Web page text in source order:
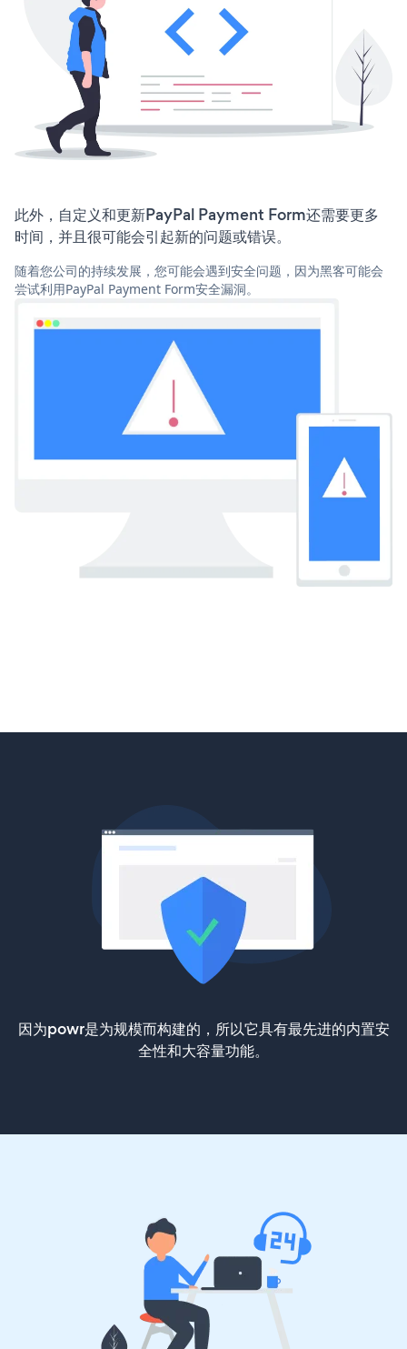
此外，自定义和更新PayPal Payment Form还需要更多
时间，并且很可能会引起新的问题或错误。
随着您公司的持续发展，您可能会遇到安全问题，因为黑客可能会
尝试利用PayPal Payment Form安全漏洞。
因为powr是为规模而构建的，所以它具有最先进的内置安
全性和大容量功能。